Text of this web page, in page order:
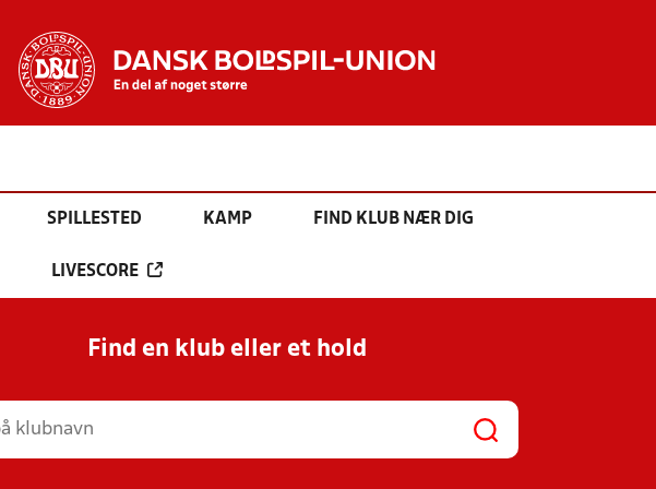
SPILLESTED KAMP FIND KLUB NÆR DIG
LIVESCORE
Find en klub eller et hold